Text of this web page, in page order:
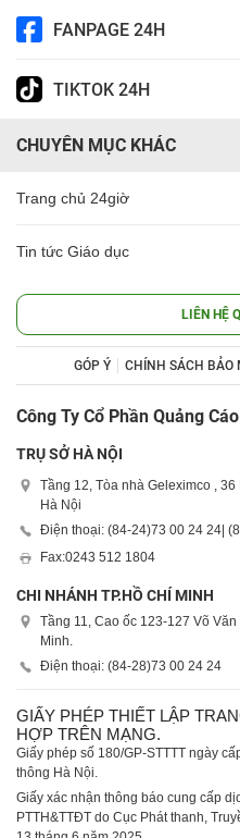
FANPAGE 24H
TIKTOK 24H
CHUYÊN MỤC KHÁC
Trang chủ 24giờ
Tin tức Giáo dục
LIÊN HỆ
GÓP Ý CHÍNH SÁCH BẢO
Công Ty Cổ Phần Quảng
TRỤ SỞ HÀ NỘI
Tầng 12, Tòa nhà Geleximco ,
Hà Nội
Điện thoại: (84-24)73 00 24 24 |
Fax:0243 512 1804
CHI NHÁNH TP.HỒ CHÍ MINH
Tầng 11, Cao ốc 123-127 Võ
Minh.
Điện thoại: (84-28)73 00 24 24
GIẤY PHÉP THIẾT LẬP
HỢP TRÊN MẠNG.
Giấy phép số 180/GP-STTTT ngày
thông Hà Nội.
Giấy xác nhận thông báo cung cấp
PTTH&TTĐT do Cục Phát thanh,